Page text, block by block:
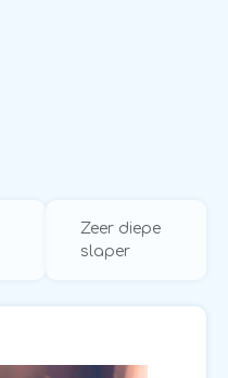
Zeer diepe
slaper